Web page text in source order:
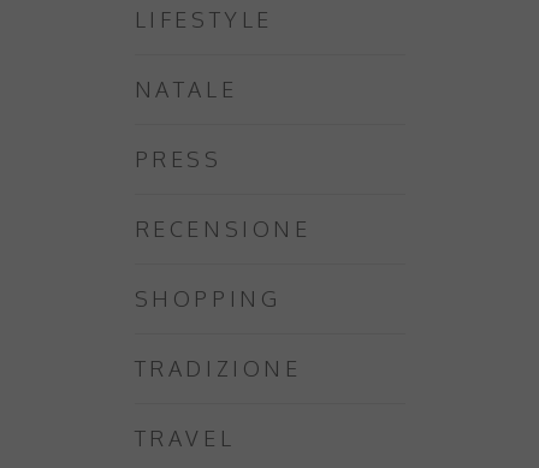
LIFESTYLE
NATALE
PRESS
RECENSIONE
SHOPPING
TRADIZIONE
TRAVEL